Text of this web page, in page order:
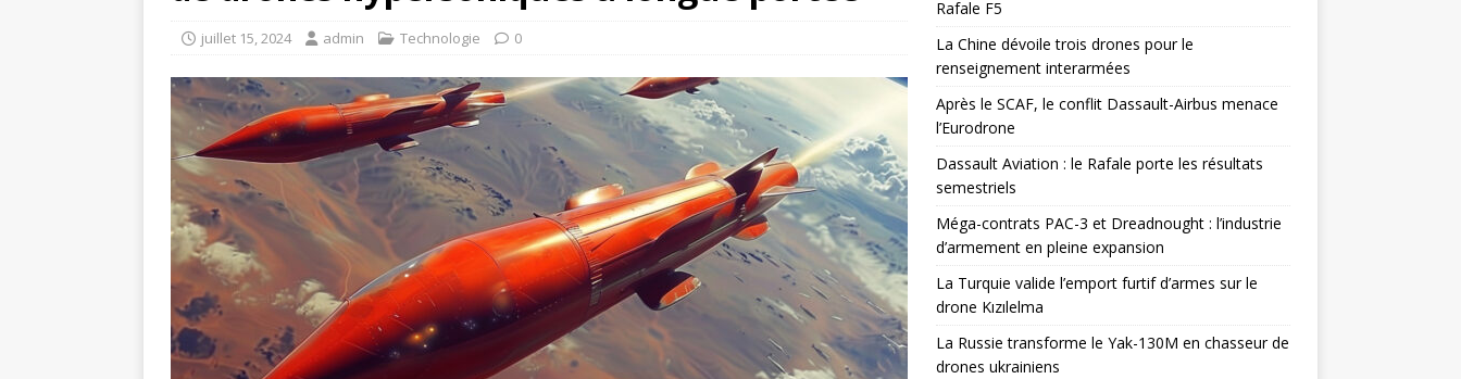
juillet 15, 2024 admin Technologie 0
Rafale F5
La Chine dévoile trois drones pour le
renseignement interarmées
Après le SCAF, le conflit Dassault-Airbus menace
l’Eurodrone
Dassault Aviation : le Rafale porte les résultats
semestriels
Méga-contrats PAC-3 et Dreadnought : l’industrie
d’armement en pleine expansion
La Turquie valide l’emport furtif d’armes sur le
drone Kızılelma
La Russie transforme le Yak-130M en chasseur de
drones ukrainiens